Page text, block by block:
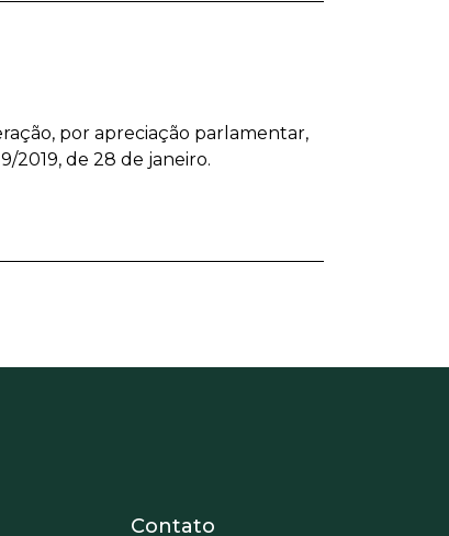
por apreciação parlamentar,
2019, de 28 de janeiro.
y herramientas
Contato